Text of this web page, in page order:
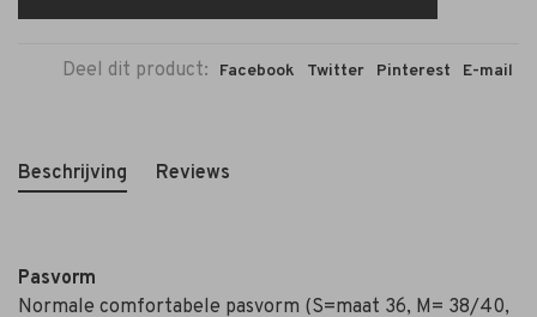
Deel dit product: Facebook Twitter Pinterest E-mail
Beschrijving Reviews
Pasvorm
Normale comfortabele pasvorm (S=maat 36, M= 38/40,